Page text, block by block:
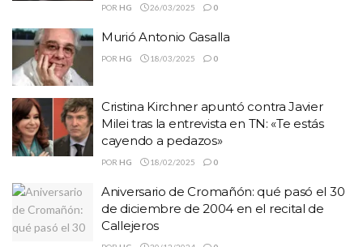
POR HG 26/03/2025 0
Murió Antonio Gasalla
POR HG 18/03/2025 0
Cristina Kirchner apuntó contra Javier
Milei tras la entrevista en TN: «Te estás
cayendo a pedazos»
POR HG 18/02/2025 0
Aniversario de Cromañón: qué pasó el 30
de diciembre de 2004 en el recital de
Callejeros